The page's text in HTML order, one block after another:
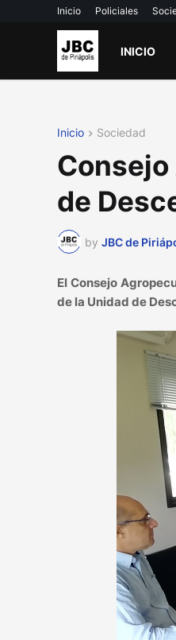
Inicio Policiales
INICIO
Inicio Sociedad
de
by JBC de
​​​​​​​El Consejo
de la Unidad de